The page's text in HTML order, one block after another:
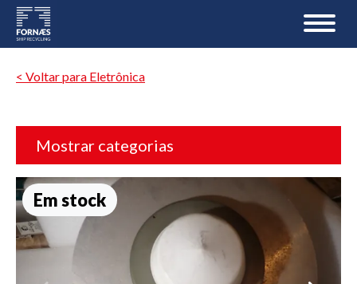
< Voltar para Eletrônica
Mostrar categorias
Em stock